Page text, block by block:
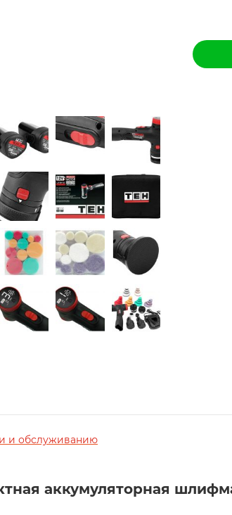
и обслуживанию
аккумуляторная